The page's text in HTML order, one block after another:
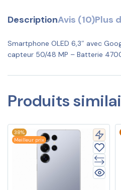
DescriptionAvis (10)Plus
Smartphone OLED 6,3″ avec
capteur 50/48 MP – Batterie
Produits
38%
Meilleur prix